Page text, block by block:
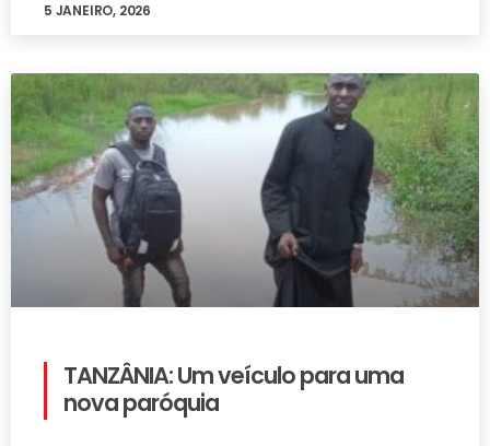
5 JANEIRO, 2026
TANZÂNIA: Um veículo para uma
nova paróquia